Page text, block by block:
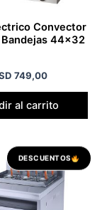
Convector
44×32
749,00
al carrito
DESCUENTOS
El
precio
original
era:
USD 490,00.
El
precio